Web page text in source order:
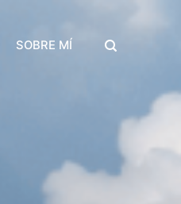
SOBRE MÍ